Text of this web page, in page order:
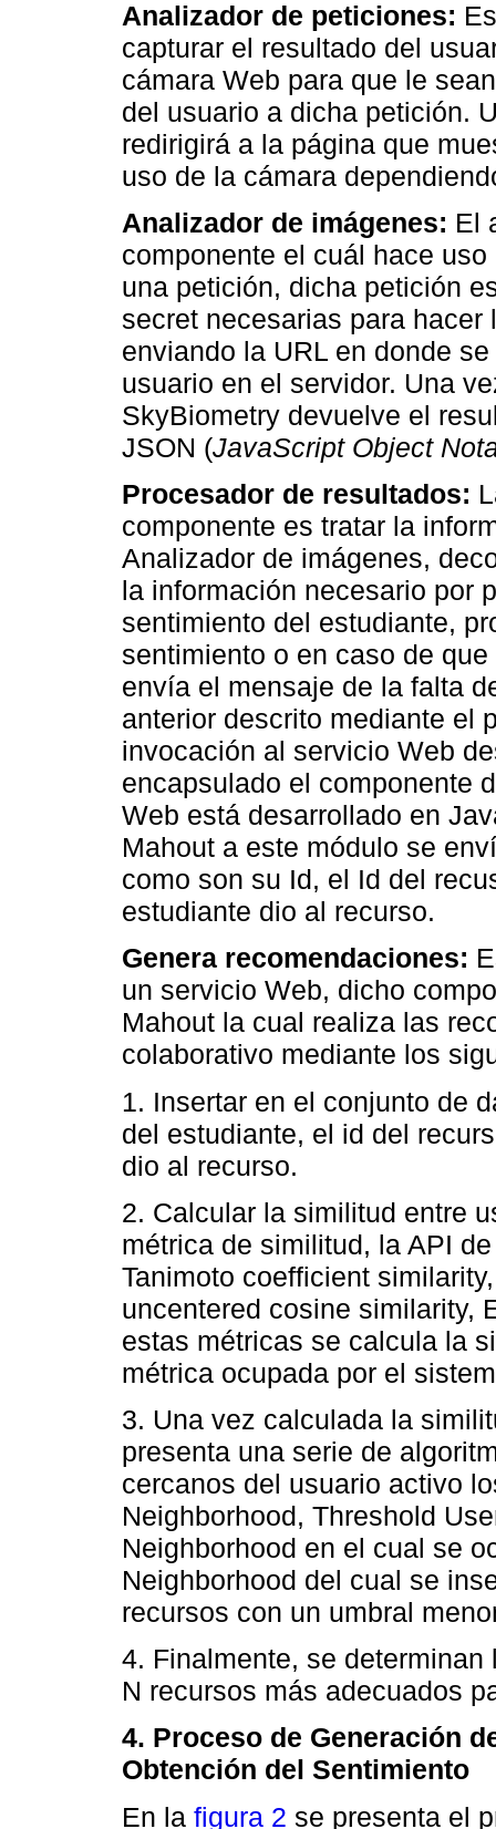
Analizador de peticiones:
capturar el resultado del
cámara Web para que le
del usuario a dicha petición.
redirigirá a la página que
uso de la cámara
Analizador de imágenes: El
componente el cuál hace
una petición, dicha petición
secret necesarias para
enviando la URL en donde
usuario en el servidor. Una
SkyBiometry devuelve el
JSON (JavaScript Object
Procesador de resultados:
componente es tratar la
Analizador de imágenes,
la información necesario por
sentimiento del estudiante,
sentimiento o en caso de
envía el mensaje de la falta
anterior descrito mediante el
invocación al servicio Web
encapsulado el componente
Web está desarrollado en
Mahout a este módulo se
como son su Id, el Id del
estudiante dio al recurso.
Genera recomendaciones:
un servicio Web, dicho
Mahout la cual realiza las
colaborativo mediante los
1. Insertar en el conjunto de
del estudiante, el id del
dio al recurso.
2. Calcular la similitud entre
métrica de similitud, la API
Tanimoto coefficient
uncentered cosine similarity,
estas métricas se calcula la
métrica ocupada por el
3. Una vez calculada la
presenta una serie de
cercanos del usuario activo
Neighborhood, Threshold
Neighborhood en el cual se
Neighborhood del cual se
recursos con un umbral
4. Finalmente, se
N recursos más adecuados
4. Proceso de Generación
Obtención del Sentimiento
En la figura 2 se presenta el